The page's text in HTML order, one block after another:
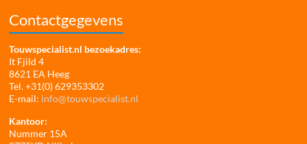
Contactgegevens
Touwspecialist.nl bezoekadres:
It Fjild 4
8621 EA Heeg
Tel. +31(0) 629353302
E-mail: info@touwspecialist.nl
Kantoor:
Nummer 15A